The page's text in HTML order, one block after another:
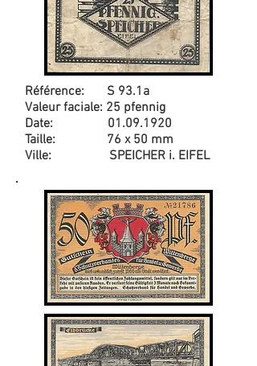
Référence: S 93.1a
Valeur faciale: 25 pfennig
Date: 01.09.1920
Taille: 76 x 50 mm
Ville: SPEICHER i. EIFEL